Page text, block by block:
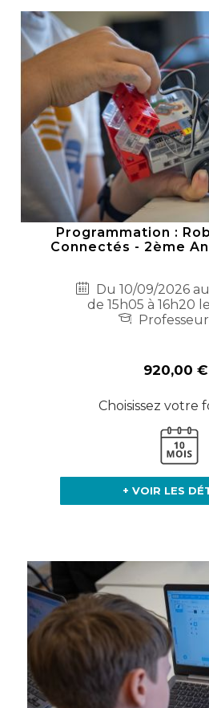
Programmation :
Connectés - 2ème
Du 10/09/2026
de 15h05 à 16h20
920,00 €
Choisissez votre
+ VOIR LES